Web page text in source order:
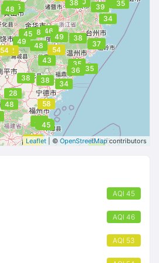
44
39
37
53
58
45
52
39
48
46
48
43
35
36
54
34
34
52
38
48
51
38
45
46
38
45
36
36
48
39
29
38
54
34
49
54
47
49
28
48
35
35
43
Leaflet | © OpenStreetMapcontributors
AQI 45
AQI 46
AQI 53